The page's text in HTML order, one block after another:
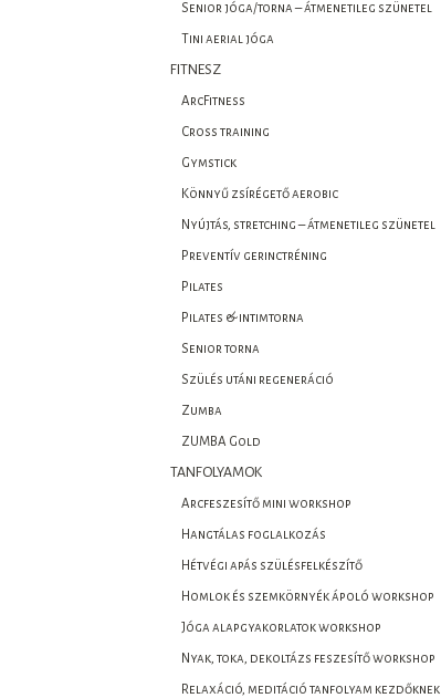
Senior jóga/torna – átmenetileg szünetel
Tini aerial jóga
FITNESZ
ArcFitness
Cross training
Gymstick
Könnyű zsírégető aerobic
Nyújtás, stretching – átmenetileg szünetel
Preventív gerinctréning
Pilates
Pilates & intimtorna
Senior torna
Szülés utáni regeneráció
Zumba
ZUMBA Gold
TANFOLYAMOK
Arcfeszesítő mini workshop
Hangtálas foglalkozás
Hétvégi apás szülésfelkészítő
Homlok és szemkörnyék ápoló workshop
Jóga alapgyakorlatok workshop
Nyak, toka, dekoltázs feszesítő workshop
Relaxáció, meditáció tanfolyam kezdőknek